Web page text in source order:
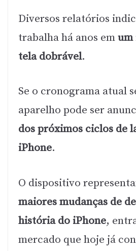
Diversos relatórios
trabalha há anos emum
tela dobrável.
Se o cronograma atual
aparelho pode ser
dos próximos ciclos de
iPhone.
O dispositivo
maiores mudanças de
história do iPhone,
mercado que hoje já